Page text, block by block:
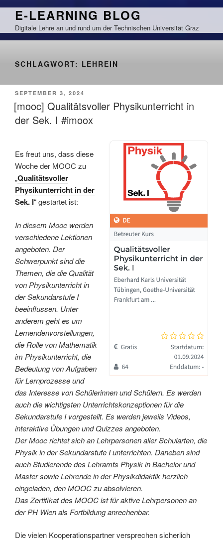
Zum
springen
E-LEARNING BLOG
Digitale Lehre an und rund um der Technischen Universität Graz
SCHLAGWORT: LEHREIN
VERÖFFENTLICHT
AM
SEPTEMBER 3, 2024
[mooc] Qualitätsvoller Physikunterricht in
der Sek. I #imoox
Es freut uns, dass diese
Woche der MOOC zu
„Qualitätsvoller
Physikunterricht in der
Sek. I“ gestartet ist:
In diesem Mooc werden
verschiedene Lektionen
angeboten. Der
Schwerpunkt sind die
Themen, die die Qualität
von Physikunterricht in
der Sekundarstufe I
beeinflussen. Unter
anderem geht es um
Lernendenvorstellungen,
die Rolle von Mathematik
im Physikunterricht, die
Bedeutung von Aufgaben
für Lernprozesse und
das Interesse von Schülerinnen und Schülern. Es werden
auch die wichtigsten Unterrichtskonzeptionen für die
Sekundarstufe I vorgestellt. Es werden jeweils Videos,
interaktive Übungen und Quizzes angeboten.
Der Mooc richtet sich an Lehrpersonen aller Schularten, die
Physik in der Sekundarstufe I unterrichten. Daneben sind
auch Studierende des Lehramts Physik in Bachelor und
Master sowie Lehrende in der Physikdidaktik herzlich
eingeladen, den MOOC zu absolvieren.
Das Zertifikat des MOOC ist für aktive Lehrpersonen an
der PH Wien als Fortbildung anrechenbar.
Die vielen Kooperationspartner versprechen sicherlich